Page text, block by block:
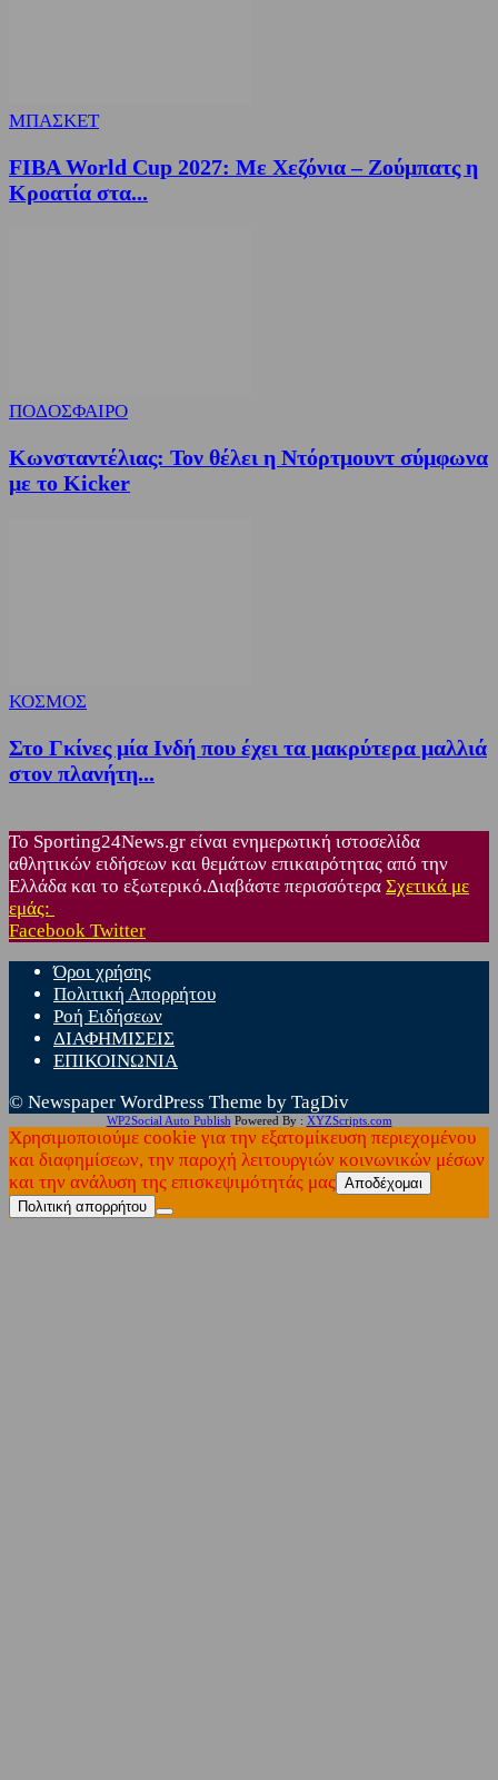
ΜΠΑΣΚΕΤ
FIBA World Cup 2027: Με Χεζόνια – Ζούμπατς η
Κροατία στα...
ΠΟΔΟΣΦΑΙΡΟ
Κωνσταντέλιας: Τον θέλει η Ντόρτμουντ σύμφωνα
με το Kicker
ΚΟΣΜΟΣ
Στο Γκίνες μία Ινδή που έχει τα μακρύτερα μαλλιά
στον πλανήτη...
Το Sporting24News.gr είναι ενημερωτική ιστοσελίδα
αθλητικών ειδήσεων και θεμάτων επικαιρότητας από την
Ελλάδα και το εξωτερικό.Διαβάστε περισσότερα Σχετικά με
εμάς:
Facebook Twitter
Όροι χρήσης
Πολιτική Απορρήτου
Ροή Ειδήσεων
ΔΙΑΦΗΜΙΣΕΙΣ
ΕΠΙΚΟΙΝΩΝΙΑ
© Newspaper WordPress Theme by TagDiv
WP2Social Auto Publish Powered By : XYZScripts.com
Χρησιμοποιούμε cookie για την εξατομίκευση περιεχομένου
και διαφημίσεων, την παροχή λειτουργιών κοινωνικών μέσων
και την ανάλυση της επισκεψιμότητάς μας Αποδέχομαι
Πολιτική απορρήτου